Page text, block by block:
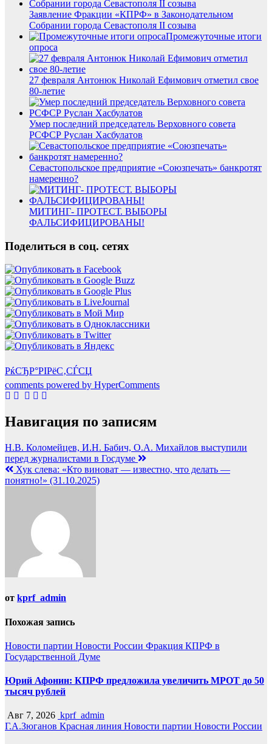
Заявление Фракции «КПРФ» в Законодательном
Собрании города Севастополя II созыва
Промежуточные итоги
опроса
27 февраля Антонюк Николай Ефимович отметил свое
80-летие
Умер последний председатель Верховного совета
РСФСР Руслан Хасбулатов
Севастопольское предприятие «Союзпечать» банкротят
намеренно?
МИТИНГ- ПРОТЕСТ. ВЫБОРЫ
ФАЛЬСИФИЦИРОВАНЫ!
Поделиться в соц. сетях
РќСЂР°РІРёС‚СЃСЏ
comments powered by HyperComments
Навигация по записям
Н.В. Коломейцев, И.Н. Бабич, О.А. Михайлов выступили
перед журналистами в Госдуме
Хук слева: «Кто виноват — известно, что делать —
понятно!» (31.10.2025)
от kprf_admin
Похожая запись
Новости партии Новости России Фракция КПРФ в
Государственной Думе
Юрий Афонин: КПРФ предложила увеличить МРОТ до 50
тысяч рублей
Авг 7, 2026 kprf_admin
Г.А.Зюганов Красная линия Новости партии Новости России